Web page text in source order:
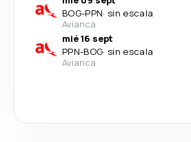
BOG-PPN· sin escala
Avianca
mié 16 sept
PPN-BOG· sin escala
Avianca